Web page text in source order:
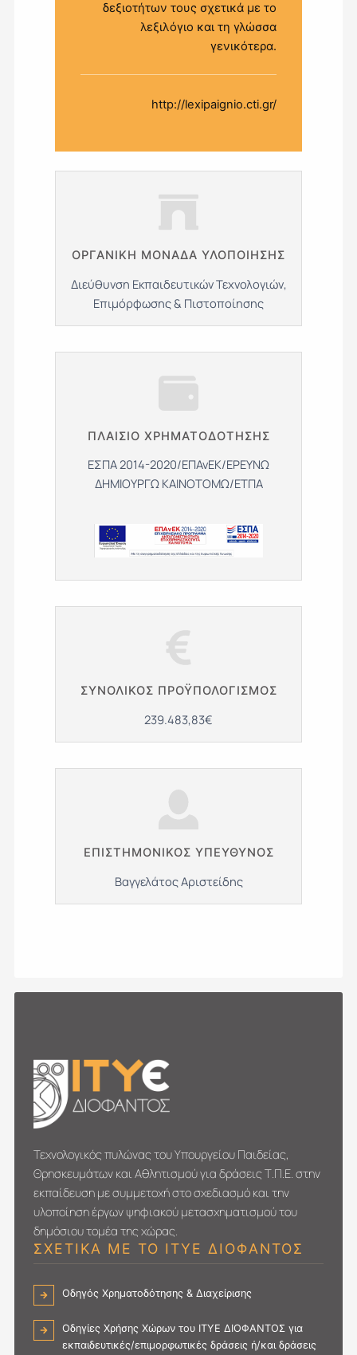
δεξιοτήτων τους σχετικά με το
λεξιλόγιο και τη γλώσσα
γενικότερα.
http://lexipaignio.cti.gr/
ΟΡΓΑΝΙΚΗ ΜΟΝΑΔΑ ΥΛΟΠΟΙΗΣΗΣ
Διεύθυνση Εκπαιδευτικών Τεχνολογιών,
Επιμόρφωσης & Πιστοποίησης
ΠΛΑΙΣΙΟ ΧΡΗΜΑΤΟΔΟΤΗΣΗΣ
ΕΣΠΑ 2014-2020/ΕΠΑνΕΚ/ΕΡΕΥΝΩ
ΔΗΜΙΟΥΡΓΩ ΚΑΙΝΟΤΟΜΩ/ΕΤΠΑ
ΣΥΝΟΛΙΚΌΣ ΠΡΟΫΠΟΛΟΓΙΣΜΌΣ
239.483,83€
ΕΠΙΣΤΗΜΟΝΙΚΌΣ ΥΠΕΎΘΥΝΟΣ
Βαγγελάτος Αριστείδης
Τεχνολογικός πυλώνας του Υπουργείου Παιδείας,
Θρησκευμάτων και Αθλητισμού για δράσεις Τ.Π.Ε. στην
εκπαίδευση με συμμετοχή στο σχεδιασμό και την
υλοποίηση έργων ψηφιακού μετασχηματι­σμού του
δημόσιου τομέα της χώρας.
ΣΧΕΤΙΚΑ ΜΕ ΤΟ ΙΤΥΕ ΔΙΟΦΑΝΤΟΣ
Οδηγός Χρηματοδότησης & Διαχείρισης
Οδηγίες Χρήσης Χώρων του ΙΤΥΕ ΔΙΟΦΑΝΤΟΣ για
εκπαιδευτικές/επιμορφωτικές δράσεις ή/και δράσεις